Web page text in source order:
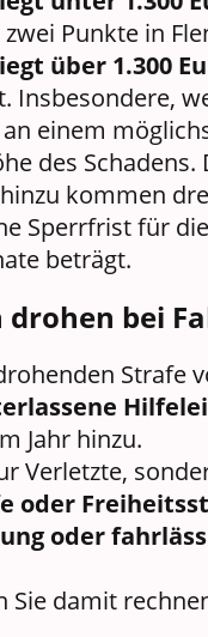
Punkte in
über 1.300
Insbesondere,
einem
des
kommen
Sperrfrist für
beträgt.
drohen bei
Strafe
Jahr hinzu.
Verletzte,
oder
oder
Sie damit